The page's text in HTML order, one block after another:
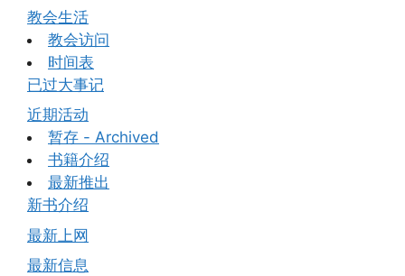
教会生活
教会访问
时间表
已过大事记
近期活动
暂存 - Archived
书籍介绍
最新推出
新书介绍
最新上网
最新信息